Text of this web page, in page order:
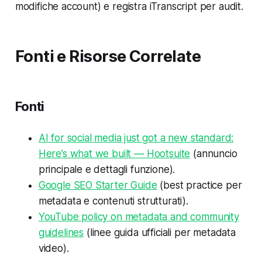
modifiche account) e registra iTranscript per audit.
Fonti e Risorse Correlate
Fonti
AI for social media just got a new standard:
Here’s what we built — Hootsuite (annuncio
principale e dettagli funzione).
Google SEO Starter Guide (best practice per
metadata e contenuti strutturati).
YouTube policy on metadata and community
guidelines (linee guida ufficiali per metadata
video).